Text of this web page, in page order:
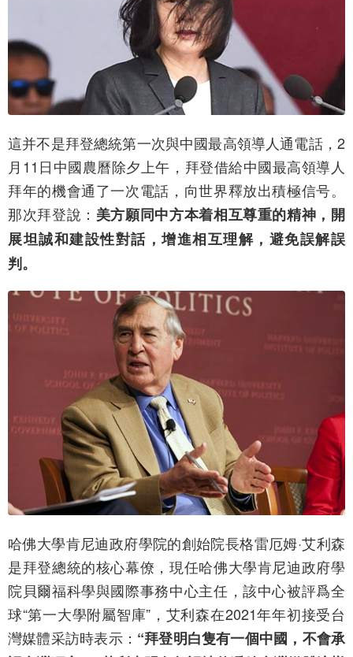
這并不是拜登總統第一次與中國最高領導人通電話，2
月11日中國農曆除夕上午，拜登借給中國最高領導人
拜年的機會通了一次電話，向世界釋放出積極信号。
那次拜登說： 美方願同中方本着相互尊重的精神，開
展坦誠和建設性對話，增進相互理解，避免誤解誤
判。
哈佛大學肯尼迪政府學院的創始院長格雷厄姆·艾利森
是拜登總統的核心幕僚，現任哈佛大學肯尼迪政府學
院貝爾福科學與國際事務中心主任，該中心被評爲全
球“第一大學附屬智庫”，艾利森在2021年年初接受台
灣媒體采訪時表示： “拜登明白隻有一個中國，不會承